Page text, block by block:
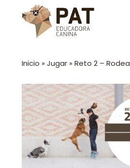
Inicio » Jugar» Reto 2 – Rodea